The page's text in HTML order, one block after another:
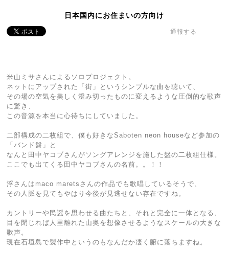
日本国内にお住まいの方向け
通報する
米山ミサさんによるソロプロジェクト。
ネットにアップされた「街」というシンプルな曲を聴いて、
その場の空気を美しく澄み切ったものに変えるような圧倒的な歌声
に驚き、
この音源を本当に心待ちにしていました。
二部構成の二枚組で、僕も好きなSaboten neon houseなど参加の
「バンド盤」と
なんと田中ヤコブさんがソングアレンジを施した盤の二枚組仕様。
ここでも出てくる田中ヤコブさんの名前。。！！
浮さんはmaco maretsさんの作品でも歌唱しているそうで、
その人脈を見てもやはり今後が見逃せない存在ですね。
カントリーや民謡を思わせる曲たちと、それと完全に一体となる、
目を閉じれば人里離れた山奥を想像させるようなスケールの大きな
歌声。
現在石垣島で製作中というのもなんだか凄く腑に落ちますね。